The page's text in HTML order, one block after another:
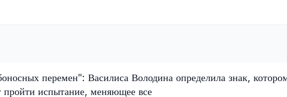
перемен": Василиса Володина определила знак,
пройти испытание, меняющее все